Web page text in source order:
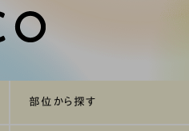
部位から探す